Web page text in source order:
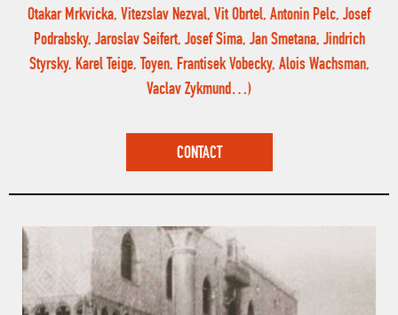
Otakar Mrkvicka, Vitezslav Nezval, Vit Obrtel, Antonin Pelc, Josef
Podrabsky, Jaroslav Seifert, Josef Sima, Jan Smetana, Jindrich
Styrsky, Karel Teige, Toyen, Frantisek Vobecky, Alois Wachsman,
Vaclav Zykmund…)
CONTACT